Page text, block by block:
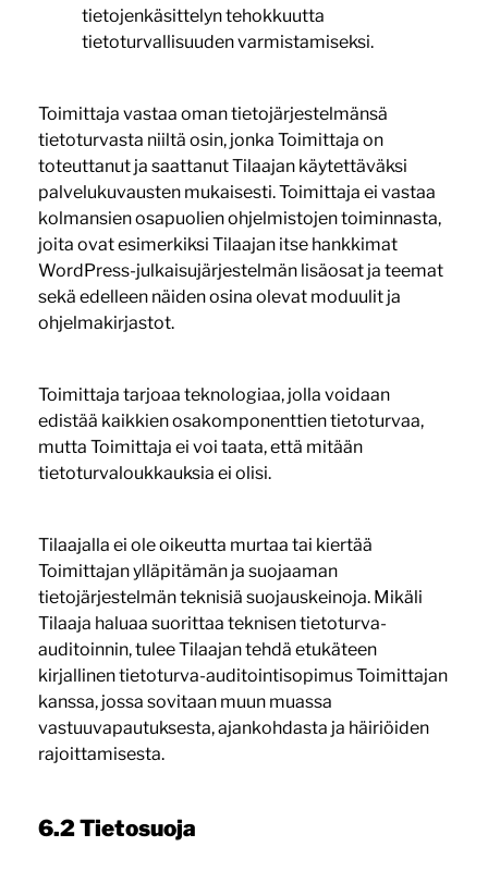
tietojenkäsittelyn tehokkuutta
tietoturvallisuuden varmistamiseksi.
Toimittaja vastaa oman tietojärjestelmänsä
tietoturvasta niiltä osin, jonka Toimittaja on
toteuttanut ja saattanut Tilaajan käytettäväksi
palvelukuvausten mukaisesti. Toimittaja ei vastaa
kolmansien osapuolien ohjelmistojen toiminnasta,
joita ovat esimerkiksi Tilaajan itse hankkimat
WordPress-julkaisujärjestelmän lisäosat ja teemat
sekä edelleen näiden osina olevat moduulit ja
ohjelmakirjastot.
Toimittaja tarjoaa teknologiaa, jolla voidaan
edistää kaikkien osakomponenttien tietoturvaa,
mutta Toimittaja ei voi taata, että mitään
tietoturvaloukkauksia ei olisi.
Tilaajalla ei ole oikeutta murtaa tai kiertää
Toimittajan ylläpitämän ja suojaaman
tietojärjestelmän teknisiä suojauskeinoja. Mikäli
Tilaaja haluaa suorittaa teknisen tietoturva-
auditoinnin, tulee Tilaajan tehdä etukäteen
kirjallinen tietoturva-auditointisopimus Toimittajan
kanssa, jossa sovitaan muun muassa
vastuuvapautuksesta, ajankohdasta ja häiriöiden
rajoittamisesta.
6.2 Tietosuoja